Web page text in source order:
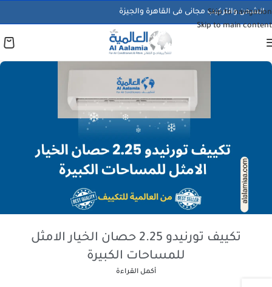
Skip to navigation
Skip to main content
الشحن والتركيب مجانى فى القاهرة والجيزة
تكييف تورنيدو 2.25 حصان الخيار الامثل
للمساحات الكبيرة
أكمل القراءة